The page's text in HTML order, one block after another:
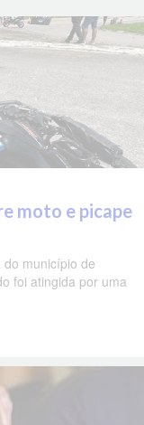
moto e picape
município de
foi atingida por uma